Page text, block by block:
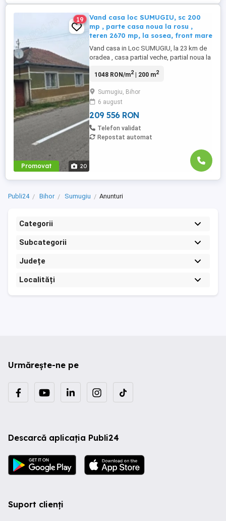
Promovat 20
19
Vand casa loc SUMUGIU, sc 200
mp , parte casa noua la rosu ,
teren 2670 mp, la sosea, front mare
Vand casa in Loc SUMUGIU, la 23 km de
oradea , casa partial veche, partial noua la
41 mp , casa veche locuibila , curent ,
amplasata la soseaua principala , teren
total 2670 mp , imprejmuita , poarta mare ,
intrare masina ...
1048 RON/m2| 200 m2
Sumugiu, Bihor
6 august
209 556 RON
Telefon validat
Repostat automat
Publi24 Bihor Sumugiu Anunturi
Categorii
Subcategorii
Județe
Localități
Urmărește-ne pe
Descarcă aplicația Publi24
Suport clienți